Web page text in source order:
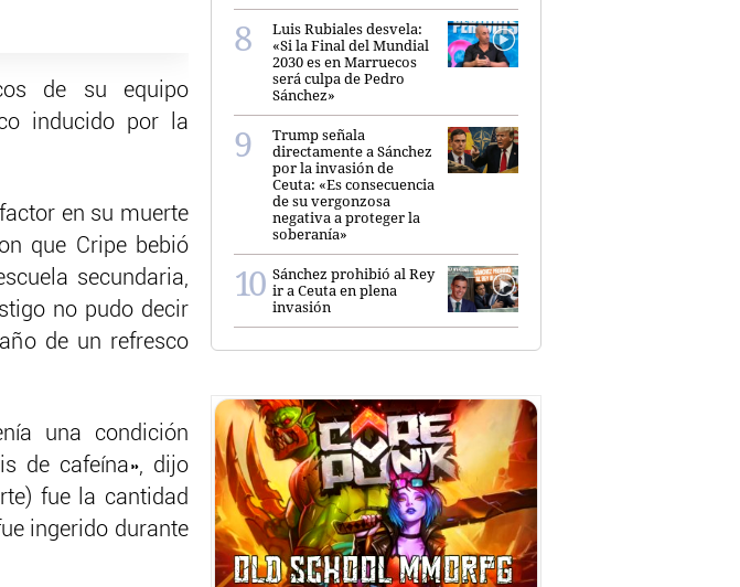
de su equipo
inducido por la
en su muerte
que Cripe bebió
secundaria,
no pudo decir
de un refresco
una condición
de cafeína», dijo
fue la cantidad
ingerido durante
Luis Rubiales desvela:
«Si la Final del Mundial
2030 es en Marruecos
será culpa de Pedro
Sánchez»
Trump señala
directamente a Sánchez
por la invasión de
Ceuta: «Es consecuencia
de su vergonzosa
negativa a proteger la
soberanía»
Sánchez prohibió al Rey
ir a Ceuta en plena
invasión